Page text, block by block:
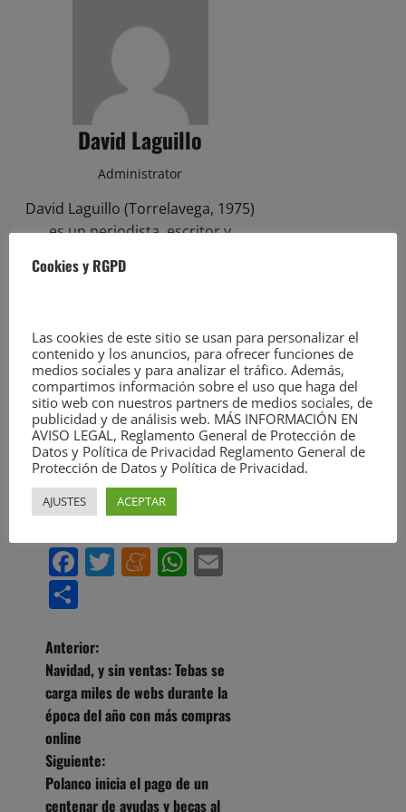
David Laguillo
Administrator
David Laguillo (Torrelavega, 1975)
es un periodista, escritor y
años ha publicado en medios de
generalistas como especializadas.
Como fotógrafo también ha
ilustrado libros y artículos
periodísticos. Más información en
https://davidlaguillo.com/biografia/
Visitar el sitio web
Ver todas las entradas
Facebook
Twitter
Meneame
WhatsApp
N
a
v
e
Anterior:
Navidad, y sin ventas: Tebas se
carga miles de webs durante la
época del año con más compras
online
Siguiente:
Polanco inicia el pago de un
centenar de ayudas y becas al
Cookies y RGPD
Las cookies de este sitio se usan para personalizar el
contenido y los anuncios, para ofrecer funciones de
medios sociales y para analizar el tráfico. Además,
compartimos información sobre el uso que haga del
sitio web con nuestros partners de medios sociales, de
publicidad y de análisis web. MÁS INFORMACIÓN EN
AVISO LEGAL, Reglamento General de Protección de
Datos y Política de Privacidad Reglamento General de
Protección de Datos y Política de Privacidad.
AJUSTES ACEPTAR